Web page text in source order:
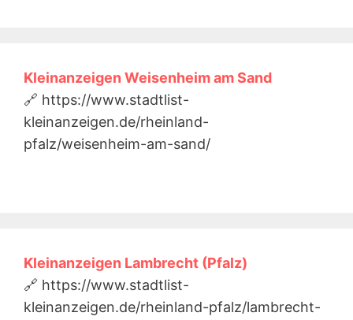
Kleinanzeigen Weisenheim am Sand
🔗 https://www.stadtlist-
kleinanzeigen.de/rheinland-
pfalz/weisenheim-am-sand/
Kleinanzeigen Lambrecht (Pfalz)
🔗 https://www.stadtlist-
kleinanzeigen.de/rheinland-pfalz/lambrecht-